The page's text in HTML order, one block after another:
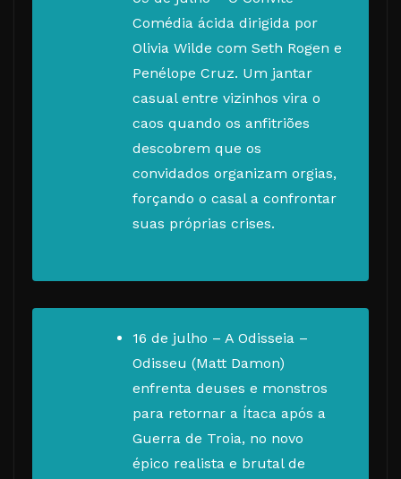
Comédia ácida dirigida por
Olivia Wilde com Seth Rogen e
Penélope Cruz. Um jantar
casual entre vizinhos vira o
caos quando os anfitriões
descobrem que os
convidados organizam orgias,
forçando o casal a confrontar
suas próprias crises.
16 de julho – A Odisseia –
Odisseu (Matt Damon)
enfrenta deuses e monstros
para retornar a Ítaca após a
Guerra de Troia, no novo
épico realista e brutal de